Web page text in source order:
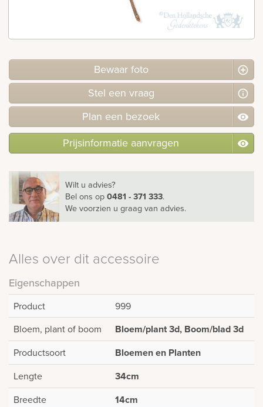
Bewaar foto
Stel een vraag
Plan een bezoek
Prijsinformatie aanvragen
Wilt u advies?
Bel ons op0481 - 371 333.
We voorzien u graag van advies.
Alles over dit accessoire
Eigenschappen
Product
999
Bloem, plant of boom
Bloem/plant 3d, Boom/blad 3d
Productsoort Bloemen en Planten
Lengte 34cm
Breedte 14cm